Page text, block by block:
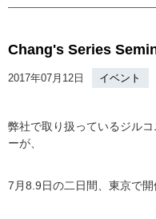
Chang's Series
2017年07月12日 イベント
弊社で取り扱っているジル
ーが、
7月8.9日の二日間、東京で開